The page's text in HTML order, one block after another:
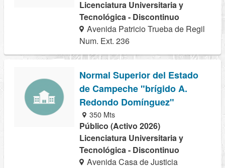
Licenciatura Universitaria y
Tecnológica - Discontinuo
Avenida Patricio Trueba de Regil
Num. Ext. 236
Normal Superior del Estado
de Campeche "brígido A.
Redondo Domínguez"
350 Mts
Público (Activo 2026)
Licenciatura Universitaria y
Tecnológica - Discontinuo
Avenida Casa de Justicia